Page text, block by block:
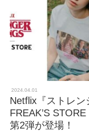
2024.04.01
Netflix『ストレン
FREAK’S
第2弾が登場！